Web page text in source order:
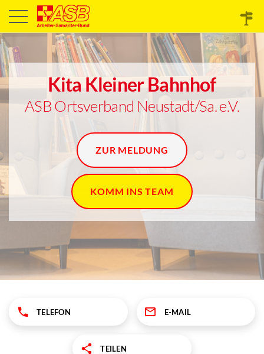
Kita Kleiner Bahnhof
ASB Ortsverband Neustadt/Sa. e.V.
ZUR MELDUNG
KOMM INS TEAM
TELEFON E-MAIL
TEILEN